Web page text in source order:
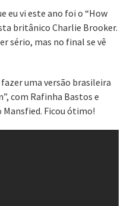
sucesso
eu vi este ano foi o “How
britânico Charlie Brooker.
sério, mas no final se vê
uma versão brasileira
com Rafinha Bastos e
Ficou ótimo!